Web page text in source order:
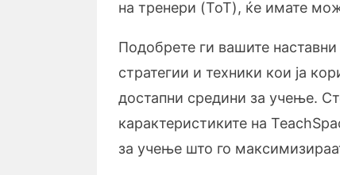
на тренери (ToT), ќе имате
Подобрете ги вашите
стратегии и техники кои ја
достапни средини за учење.
карактеристиките на
за учење што го